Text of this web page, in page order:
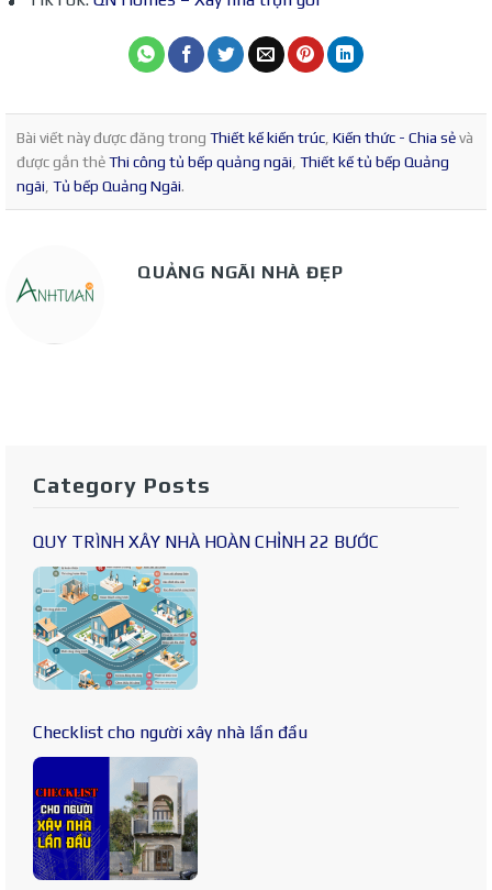
Bài viết này được đăng trong Thiết kế kiến trúc Kiến thức - Chia sẻvà
được gắn thẻThi công tủ bếp quảng ngãi Thiết kế tủ bếp Quảng
ngãi Tủ bếp Quảng Ngãi.
QUẢNG NGÃI NHÀ ĐẸP
Category Posts
QUY TRÌNH XÂY NHÀ HOÀN CHỈNH 22 BƯỚC
Checklist cho người xây nhà lần đầu